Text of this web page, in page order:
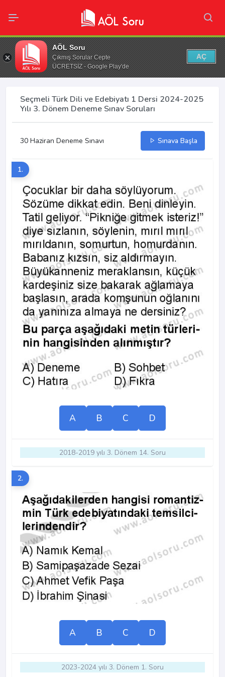
AÖL Soru
Çıkmış Sorular Cepte
ÜCRETSİZ - Google Play'de
AÇ
Seçmeli Türk Dili ve Edebiyatı 1 Dersi 2024-2025
Yılı 3. Dönem Deneme Sınav Soruları
30 Haziran Deneme Sınavı Sınava Başla
1.
A B C D
2018-2019 yılı 3. Dönem 14. Soru
2.
A B C D
2023-2024 yılı 3. Dönem 1. Soru